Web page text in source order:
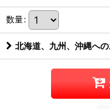
数量:
北海道、九州、沖縄へ